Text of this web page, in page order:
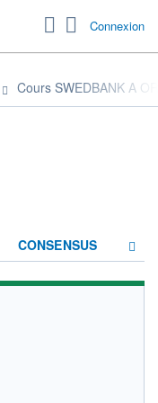
Connexion
Cours SWEDBANK A
CONSENSUS